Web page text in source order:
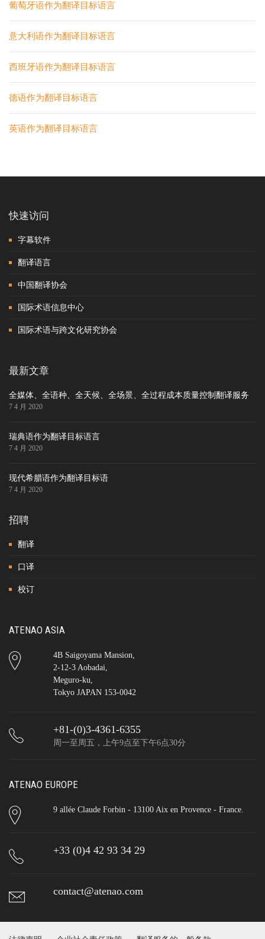
葡萄牙语作为翻译目标语言
意大利语作为翻译目标语言
西班牙语作为翻译目标语言
德语作为翻译目标语言
英语作为翻译目标语言
快速访问
字幕软件
翻译语言
中国翻译协会
国际术语信息中心
国际术语与跨文化研究协会
最新文章
全媒体、全语种、全天候、全场景、全过程成本质量控制翻译服务
7 4 月 2020
瑞典语作为翻译目标语言
7 4 月 2020
现代希腊语作为翻译目标语
7 4 月 2020
招聘
翻译
口译
校订
ATENAO ASIA
4B Saigoyama Mansion,
2-12-3 Aobadai,
Meguro-ku,
Tokyo JAPAN 153-0042
+81-(0)3-4361-6355
周一至周五，上午9点至下午6点30分
ATENAO EUROPE
9 allée Claude Forbin - 13100 Aix en Provence - France.
+33 (0)4 42 93 34 29
contact@atenao.com